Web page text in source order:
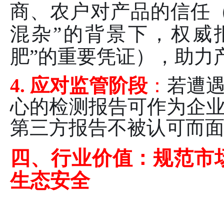
商、农户对产品的信任
混杂”的背景下，权威
肥”的重要凭证），助力
4. 应对监管阶段：若遭
心的检测报告可作为企
第三方报告不被认可而
四、行业价值：规范
生态安全